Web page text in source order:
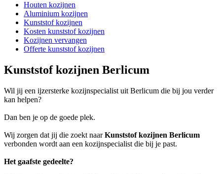
Houten kozijnen
Aluminium kozijnen
Kunststof kozijnen
Kosten kunststof kozijnen
Kozijnen vervangen
Offerte kunststof kozijnen
Kunststof kozijnen Berlicum
Wil jij een ijzersterke kozijnspecialist uit Berlicum die bij jou verder
kan helpen?
Dan ben je op de goede plek.
Wij zorgen dat jij die zoekt naarKunststof kozijnen Berlicum
verbonden wordt aan een kozijnspecialist die bij je past.
Het gaafste gedeelte?